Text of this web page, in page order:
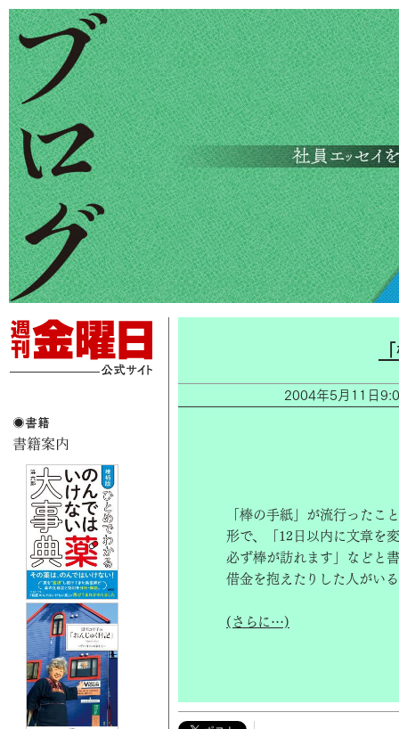
2004年5月11日
「棒の手紙」が流行ったこ
形で、「12日以内に文章を
必ず棒が訪れます」などと
借金を抱えたりした人がい
(さらに…)